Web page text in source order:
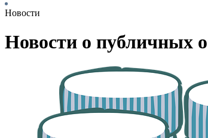
Новости
Новости о публичных